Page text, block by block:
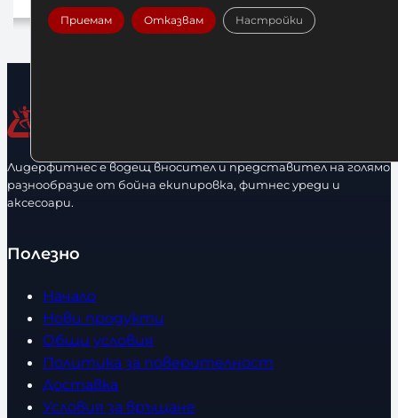
Добавяне в количката
Лидерфитнес е водещ вносител и представител на голямо
разнообразие от бойна екипировка, фитнес уреди и
аксесоари.
Полезно
Начало
Нови продукти
Общи условия
Политика за поверителност
Доставка
Условия за връщане
Приемам Отказвам Настройки